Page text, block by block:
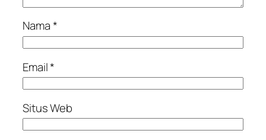
Nama*
Email*
Situs Web